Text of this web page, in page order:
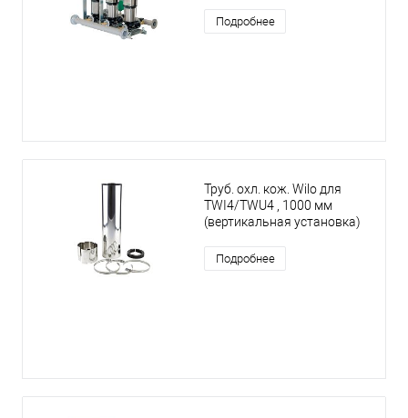
Подробнее
Труб. охл. кож. Wilo для
TWI4/TWU4 , 1000 мм
(вертикальная установка)
Подробнее